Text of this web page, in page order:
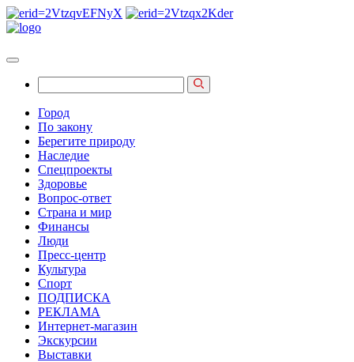
Город
По закону
Берегите природу
Наследие
Спецпроекты
Здоровье
Вопрос-ответ
Страна и мир
Финансы
Люди
Пресс-центр
Культура
Спорт
ПОДПИСКА
РЕКЛАМА
Интернет-магазин
Экскурсии
Выставки